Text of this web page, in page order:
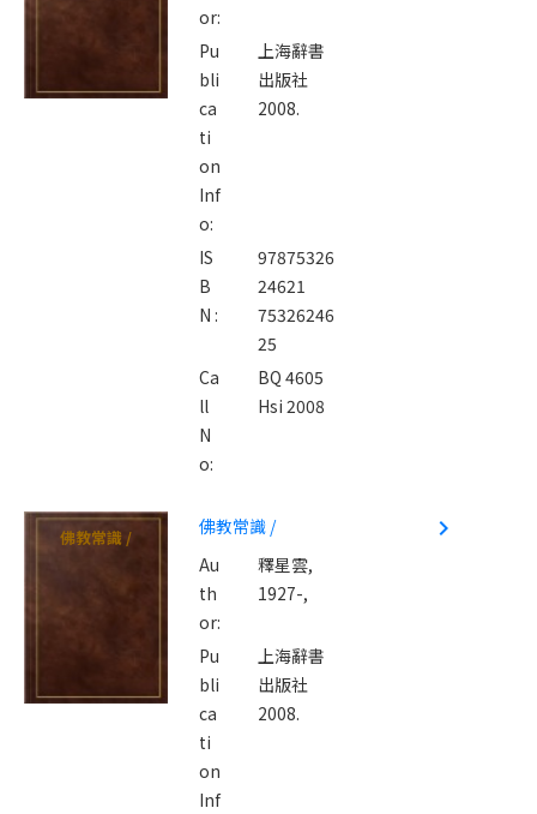
or:
Pu
bli
ca
ti
on
Inf
o:
上海辭書
出版社
2008.
IS
B
N :
97875326
24621
75326246
25
Ca
ll
N
o:
BQ 4605
Hsi 2008
佛教常識 /
佛教常識 /
Au
th
or:
釋星雲,
1927-,
Pu
bli
ca
ti
on
Inf
上海辭書
出版社
2008.
navigate_next